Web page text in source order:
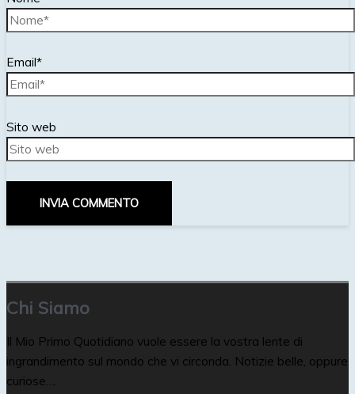
Email*
Sito web
Chi Siamo
Il Mio Primo Quotidiano vuole essere la vostra lente di
ingrandimento sul mondo che vi circonda. Notizie belle, oppure
curiose….